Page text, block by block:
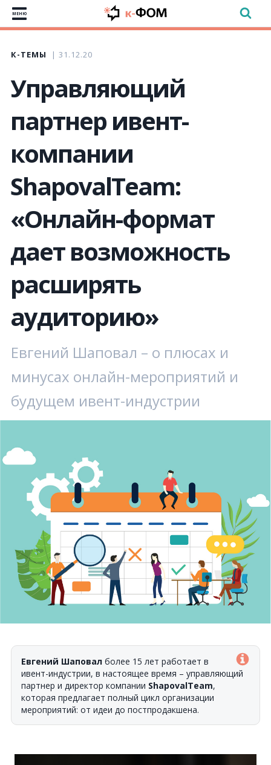
МЕНЮ
К-ТЕМЫ 31.12.20
Управляющий
партнер ивент-
компании
ShapovalTeam:
«Онлайн-формат
дает возможность
расширять
аудиторию»
Евгений Шаповал – о плюсах и
минусах онлайн-мероприятий и
будущем ивент-индустрии
Евгений Шаповал более 15 лет работает в
ивент-индустрии, в настоящее время – управляющий
партнер и директор компании ShapovalTeam,
которая предлагает полный цикл организации
мероприятий: от идеи до постпродакшена.